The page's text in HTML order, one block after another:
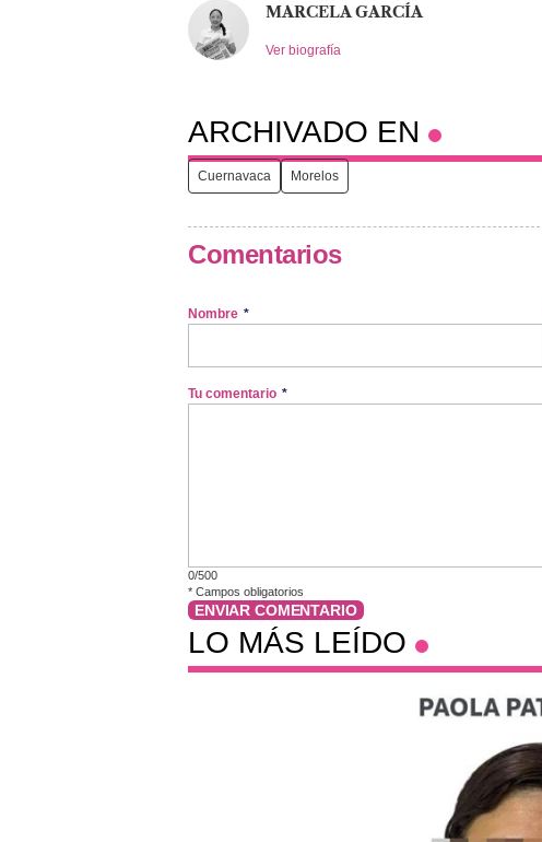
MARCELA GARCÍA
Ver biografía
ARCHIVADO EN
Cuernavaca Morelos
Comentarios
Nombre *
Tu comentario *
0/500
* Campos obligatorios
ENVIAR COMENTARIO
LO MÁS LEÍDO